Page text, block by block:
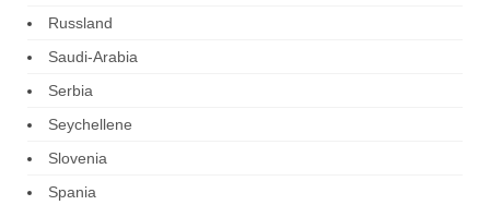
Russland
Saudi-Arabia
Serbia
Seychellene
Slovenia
Spania